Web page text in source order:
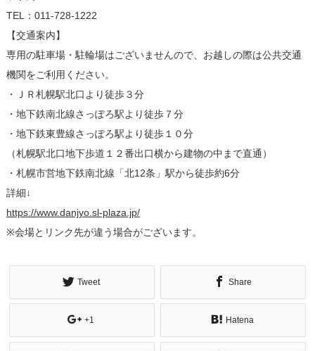
TEL：011-728-1222
【交通案内】
専用の駐車場・駐輪場はございませんので、お越しの際は公共交通
機関をご利用ください。
・ＪＲ札幌駅北口より徒歩３分
・地下鉄南北線さっぽろ駅より徒歩７分
・地下鉄東豊線さっぽろ駅より徒歩１０分
（札幌駅北口地下歩道１２番出口横から建物の中まで直通）
・札幌市営地下鉄南北線「北12条」駅から徒歩約6分
詳細↓
https://www.danjyo.sl-plaza.jp/
※会場とリンク先が違う場合がございます。
Tweet Share
+1 Hatena